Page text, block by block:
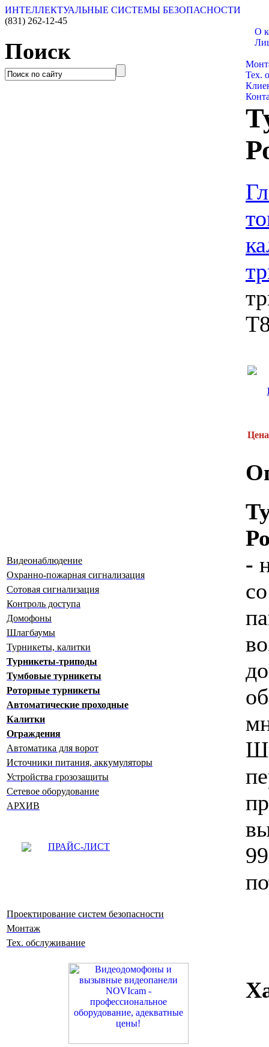
ИНТЕЛЛЕКТУАЛЬНЫЕ СИСТЕМЫ БЕЗОПАСНОСТИ
(831) 262-12-45
Поиск
О
Тех.
Видеонаблюдение
Охранно-пожарная сигнализация
Сотовая сигнализация
Контроль доступа
Домофоны
Шлагбаумы
Турникеты, калитки
Турникеты-триподы
Тумбовые турникеты
Роторные турникеты
Автоматические проходные
Калитки
Ограждения
Автоматика для ворот
Источники питания, аккумуляторы
Устройства грозозащиты
Сетевое оборудование
АРХИВ
ПРАЙС-ЛИСТ
Проектирование систем безопасности
Монтаж
Тех. обслуживание
-